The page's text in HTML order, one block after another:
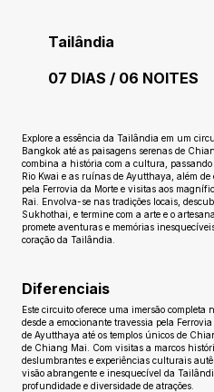
Tailândia
07 DIAS / 06 NOITES
Explore a essência da Tailândia em um
Bangkok até as paisagens serenas de
combina a história com a cultura, passando
Rio Kwai e as ruínas de Ayutthaya, além
pela Ferrovia da Morte e visitas aos
Rai. Envolva-se nas tradições locais,
Sukhothai, e termine com a arte e o
promete aventuras e memórias
coração da Tailândia.
Diferenciais
Este circuito oferece uma imersão
desde a emocionante travessia pela
de Ayutthaya até os templos únicos de
de Chiang Mai. Com visitas a marcos
deslumbrantes e experiências culturais
visão abrangente e inesquecível da
profundidade e diversidade de atrações.